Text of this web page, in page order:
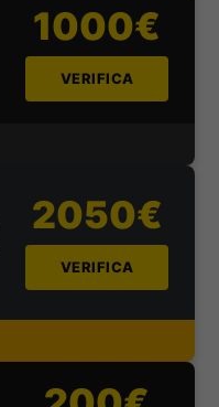
1000€
VERIFICA
2050€
VERIFICA